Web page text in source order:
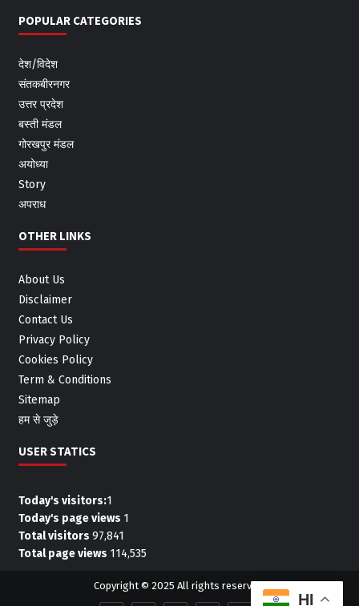
POPULAR CATEGORIES
देश/विदेश
संतकबीरनगर
उत्तर प्रदेश
बस्ती मंडल
गोरखपुर मंडल
अयोध्या
Story
अपराध
OTHER LINKS
About Us
Disclaimer
Contact Us
Privacy Policy
Cookies Policy
Term & Conditions
Sitemap
हम से जुड़े
USER STATICS
Today's visitors:1
Today's page views 1
Total visitors 97,841
Total page views 114,535
Copyright © 2025 All rights reserved.
HI